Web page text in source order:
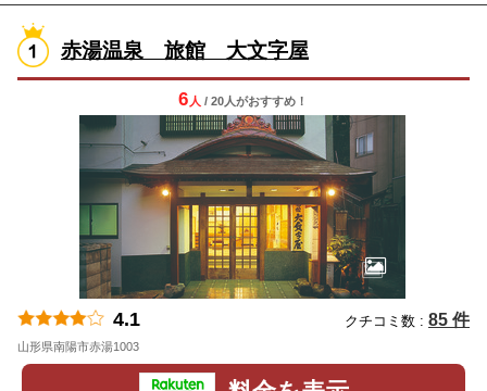
赤湯温泉 旅館 大文字屋
6 人 / 20人がおすすめ！
4.1 クチコミ数 : 85 件
山形県南陽市赤湯1003